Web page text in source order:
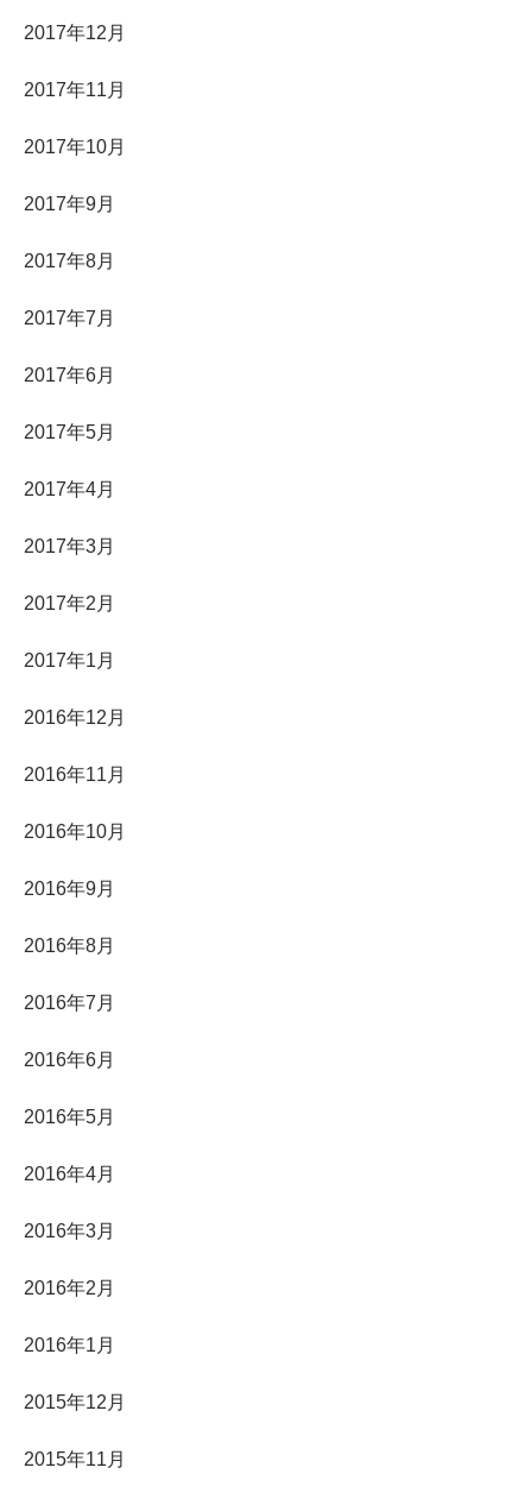
2017年12月
2017年11月
2017年10月
2017年9月
2017年8月
2017年7月
2017年6月
2017年5月
2017年4月
2017年3月
2017年2月
2017年1月
2016年12月
2016年11月
2016年10月
2016年9月
2016年8月
2016年7月
2016年6月
2016年5月
2016年4月
2016年3月
2016年2月
2016年1月
2015年12月
2015年11月